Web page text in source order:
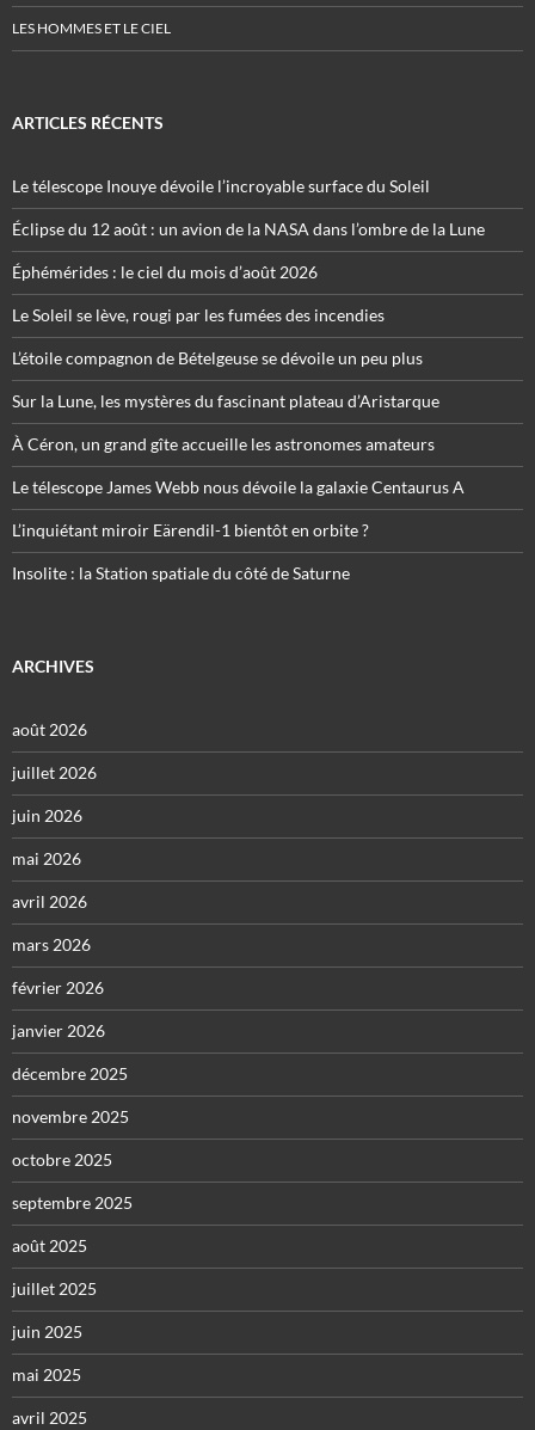
LES HOMMES ET LE CIEL
ARTICLES RÉCENTS
Le télescope Inouye dévoile l’incroyable surface du Soleil
Éclipse du 12 août : un avion de la NASA dans l’ombre de la Lune
Éphémérides : le ciel du mois d’août 2026
Le Soleil se lève, rougi par les fumées des incendies
L’étoile compagnon de Bételgeuse se dévoile un peu plus
Sur la Lune, les mystères du fascinant plateau d’Aristarque
À Céron, un grand gîte accueille les astronomes amateurs
Le télescope James Webb nous dévoile la galaxie Centaurus A
L’inquiétant miroir Eärendil-1 bientôt en orbite ?
Insolite : la Station spatiale du côté de Saturne
ARCHIVES
août 2026
juillet 2026
juin 2026
mai 2026
avril 2026
mars 2026
février 2026
janvier 2026
décembre 2025
novembre 2025
octobre 2025
septembre 2025
août 2025
juillet 2025
juin 2025
mai 2025
avril 2025